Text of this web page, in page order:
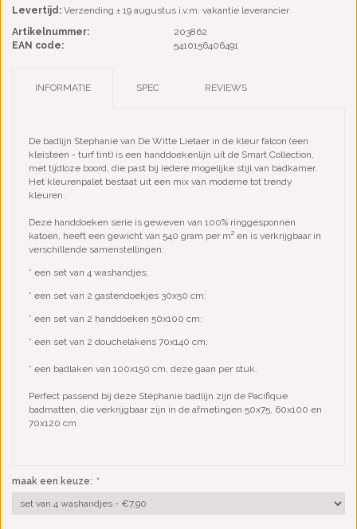
Levertijd: Verzending ± 19 augustus i.v.m. vakantie leverancier
Artikelnummer:
203862
EAN code:
5410156406491
INFORMATIE SPEC REVIEWS
De badlijn Stephanie van De Witte Lietaer in de kleur falcon (een
kleisteen - turf tint) is een handdoekenlijn uit de Smart Collection,
met tijdloze boord, die past bij iedere mogelijke stijl van badkamer.
Het kleurenpalet bestaat uit een mix van moderne tot trendy
kleuren.
Deze handdoeken serie is geweven van 100% ringgesponnen
katoen, heeft een gewicht van 540 gram per m² en is verkrijgbaar in
verschillende samenstellingen:
* een set van 4 washandjes;
* een set van 2 gastendoekjes 30x50 cm;
* een set van 2 handdoeken 50x100 cm;
* een set van 2 douchelakens 70x140 cm;
* een badlaken van 100x150 cm, deze gaan per stuk.
Perfect passend bij deze Stéphanie badlijn zijn de Pacifique
badmatten, die verkrijgbaar zijn in de afmetingen 50x75, 60x100 en
70x120 cm.
maak een keuze: *